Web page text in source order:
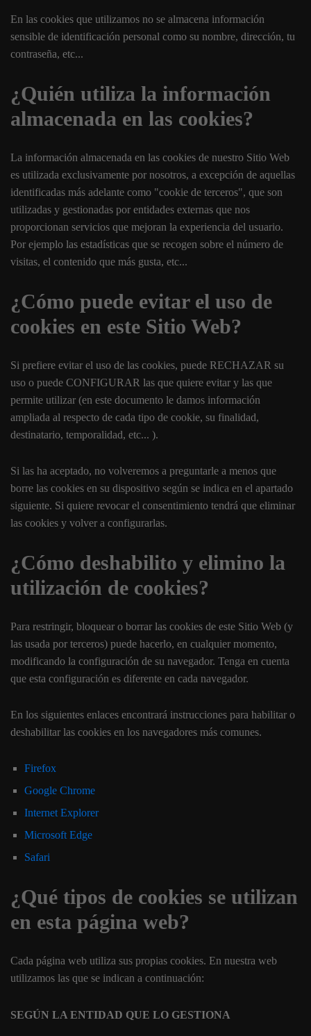
En las cookies que utilizamos no se almacena información
sensible de identificación personal como su nombre, dirección, tu
contraseña, etc...
¿Quién utiliza la información
almacenada en las cookies?
La información almacenada en las cookies de nuestro Sitio Web
es utilizada exclusivamente por nosotros, a excepción de aquellas
identificadas más adelante como "cookie de terceros", que son
utilizadas y gestionadas por entidades externas que nos
proporcionan servicios que mejoran la experiencia del usuario.
Por ejemplo las estadísticas que se recogen sobre el número de
visitas, el contenido que más gusta, etc...
¿Cómo puede evitar el uso de
cookies en este Sitio Web?
Si prefiere evitar el uso de las cookies, puede RECHAZAR su
uso o puede CONFIGURAR las que quiere evitar y las que
permite utilizar (en este documento le damos información
ampliada al respecto de cada tipo de cookie, su finalidad,
destinatario, temporalidad, etc... ).
Si las ha aceptado, no volveremos a preguntarle a menos que
borre las cookies en su dispositivo según se indica en el apartado
siguiente. Si quiere revocar el consentimiento tendrá que eliminar
las cookies y volver a configurarlas.
¿Cómo deshabilito y elimino la
utilización de cookies?
Para restringir, bloquear o borrar las cookies de este Sitio Web (y
las usada por terceros) puede hacerlo, en cualquier momento,
modificando la configuración de su navegador. Tenga en cuenta
que esta configuración es diferente en cada navegador.
En los siguientes enlaces encontrará instrucciones para habilitar o
deshabilitar las cookies en los navegadores más comunes.
Firefox
Google Chrome
Internet Explorer
Microsoft Edge
Safari
¿Qué tipos de cookies se utilizan
en esta página web?
Cada página web utiliza sus propias cookies. En nuestra web
utilizamos las que se indican a continuación:
SEGÚN LA ENTIDAD QUE LO GESTIONA